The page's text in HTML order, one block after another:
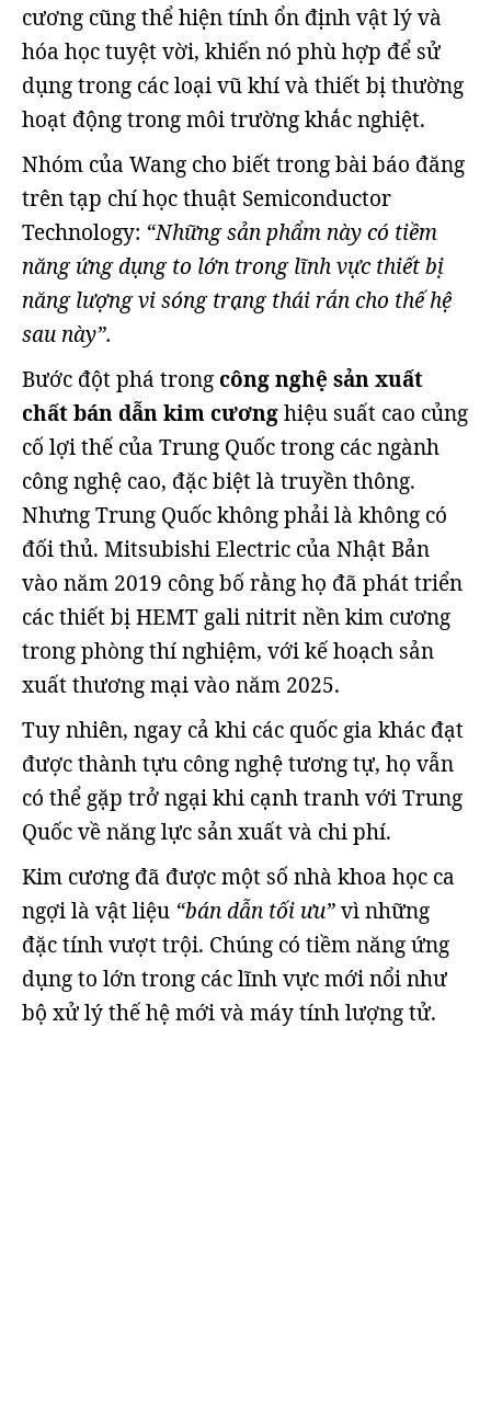
cương cũng thể hiện tính ổn định vật lý và
hóa học tuyệt vời, khiến nó phù hợp để sử
dụng trong các loại vũ khí và thiết bị thường
hoạt động trong môi trường khắc nghiệt.
Nhóm của Wang cho biết trong bài báo đăng
trên tạp chí học thuật Semiconductor
Technology: “Những sản phẩm này có tiềm
năng ứng dụng to lớn trong lĩnh vực thiết bị
năng lượng vi sóng trạng thái rắn cho thế hệ
sau này”.
Bước đột phá trong công nghệ sản xuất
chất bán dẫn kim cươnghiệu suất cao củng
cố lợi thế của Trung Quốc trong các ngành
công nghệ cao, đặc biệt là truyền thông.
Nhưng Trung Quốc không phải là không có
đối thủ. Mitsubishi Electric của Nhật Bản
vào năm 2019 công bố rằng họ đã phát triển
các thiết bị HEMT gali nitrit nền kim cương
trong phòng thí nghiệm, với kế hoạch sản
xuất thương mại vào năm 2025.
Tuy nhiên, ngay cả khi các quốc gia khác đạt
được thành tựu công nghệ tương tự, họ vẫn
có thể gặp trở ngại khi cạnh tranh với Trung
Quốc về năng lực sản xuất và chi phí.
Kim cương đã được một số nhà khoa học ca
ngợi là vật liệu “bán dẫn tối ưu”vì những
đặc tính vượt trội. Chúng có tiềm năng ứng
dụng to lớn trong các lĩnh vực mới nổi như
bộ xử lý thế hệ mới và máy tính lượng tử.